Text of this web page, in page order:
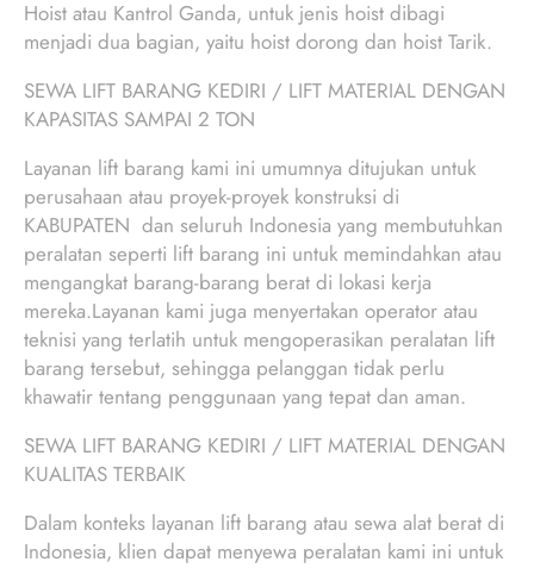
Hoist atau Kantrol Ganda, untuk jenis hoist dibagi
menjadi dua bagian, yaitu hoist dorong dan hoist Tarik.
SEWA LIFT BARANG KEDIRI / LIFT MATERIAL DENGAN
KAPASITAS SAMPAI 2 TON
Layanan lift barang kami ini umumnya ditujukan untuk
perusahaan atau proyek-proyek konstruksi di
KABUPATEN dan seluruh Indonesia yang membutuhkan
peralatan seperti lift barang ini untuk memindahkan atau
mengangkat barang-barang berat di lokasi kerja
mereka.Layanan kami juga menyertakan operator atau
teknisi yang terlatih untuk mengoperasikan peralatan lift
barang tersebut, sehingga pelanggan tidak perlu
khawatir tentang penggunaan yang tepat dan aman.
SEWA LIFT BARANG KEDIRI / LIFT MATERIAL DENGAN
KUALITAS TERBAIK
Dalam konteks layanan lift barang atau sewa alat berat di
Indonesia, klien dapat menyewa peralatan kami ini untuk